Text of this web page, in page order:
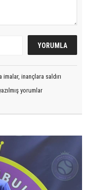
inançlara saldırı
yorumlar